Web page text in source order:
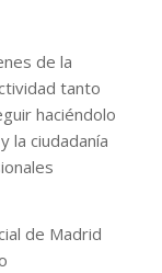
de la
tanto
haciéndolo
la ciudadanía
de Madrid